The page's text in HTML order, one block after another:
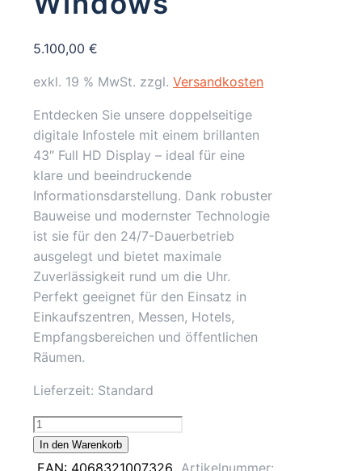
5.100,00 €
exkl. 19 % MwSt. zzgl. Versandkosten
Entdecken Sie unsere doppelseitige
digitale Infostele mit einem brillanten
43″ Full HD Display – ideal für eine
klare und beeindruckende
Informationsdarstellung. Dank robuster
Bauweise und modernster Technologie
ist sie für den 24/7-Dauerbetrieb
ausgelegt und bietet maximale
Zuverlässigkeit rund um die Uhr.
Perfekt geeignet für den Einsatz in
Einkaufszentren, Messen, Hotels,
Empfangsbereichen und öffentlichen
Räumen.
Lieferzeit: Standard
43"
Digitale
Infostele
In den Warenkorb
EAN: 4068321007326 Artikelnummer: